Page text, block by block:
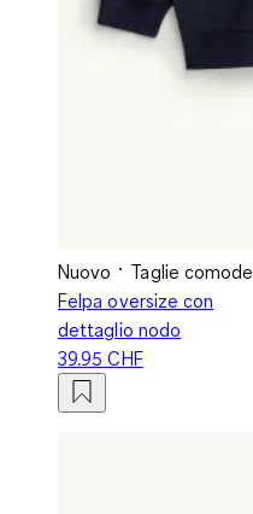
Nuovo
Taglie comode
Felpa oversize con
dettaglio nodo
39.95 CHF